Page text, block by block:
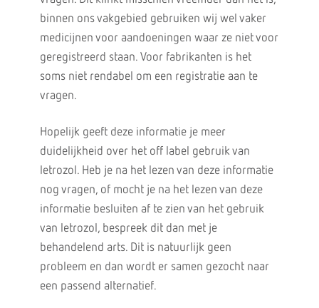
binnen ons vakgebied gebruiken wij wel vaker
medicijnen voor aandoeningen waar ze niet voor
geregistreerd staan. Voor fabrikanten is het
soms niet rendabel om een registratie aan te
vragen.
Hopelijk geeft deze informatie je meer
duidelijkheid over het off label gebruik van
letrozol. Heb je na het lezen van deze informatie
nog vragen, of mocht je na het lezen van deze
informatie besluiten af te zien van het gebruik
van letrozol, bespreek dit dan met je
behandelend arts. Dit is natuurlijk geen
probleem en dan wordt er samen gezocht naar
een passend alternatief.